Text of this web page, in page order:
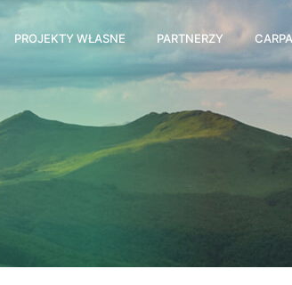
PROJEKTY WŁASNE PARTNERZY